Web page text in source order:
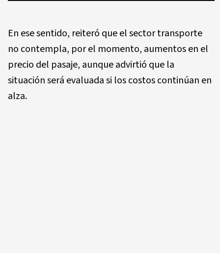
En ese sentido, reiteró que el sector transporte
no contempla, por el momento, aumentos en el
precio del pasaje, aunque advirtió que la
situación será evaluada si los costos continúan en
alza.